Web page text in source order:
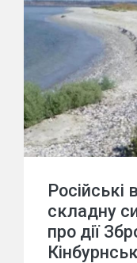
Російські
складну
про дії